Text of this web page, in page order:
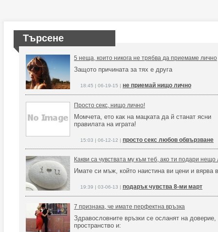
Търсене
5 неща, които никога не трябва да приемаме лично
Защото причината за тях е друга
18:45 | 06-19-15 | не приемай нищо лично
Просто секс, нищо лично!
Момчета, ето как на мацката да й станат ясни
правилата на играта!
15:03 | 06-12-12 | просто секс любов обвързване
Какви са чувствата му към теб, ако ти подари
Имате си мъж, който наистина ви цени и вярва
19:39 | 03-06-13 | подарък чувства 8-ми март
7 признака, че имате перфектна връзка
Здравословните връзки се осланят на доверие,
пространство и: